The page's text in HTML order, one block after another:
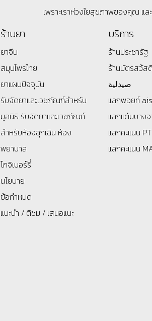
เพราะเราห่วงใยสุขภาพของคุณ แ
ร้านยา
ยาจีน
สมุนไพรไทย
ยาแผนปัจจุบัน
รับจัดยาและเวชภัณฑ์สำหรับ
มูลนิธิ รับจัดยาและเวชภัณฑ์
สำหรับห้องฉุกเฉิน ห้อง
พยาบาล
โกจิเบอร์รี่
นโยบาย
ข้อกำหนด
แนะนำ / ติชม / เสนอแนะ
บริการ
ร้านประชารัฐ
ร้านบัตรสว้ส
صيدلية
แลกพอยท์ ais
แลกแต้มบาง
แลกคะแนน PT
แลกคะแนน